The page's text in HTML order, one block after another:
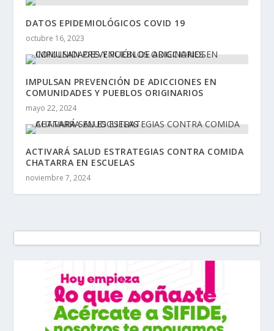
DATOS EPIDEMIOLÓGICOS COVID 19
octubre 16, 2023
IMPULSAN PREVENCIÓN DE ADICCIONES EN
COMUNIDADES Y PUEBLOS ORIGINARIOS
mayo 22, 2024
ACTIVARÁ SALUD ESTRATEGIAS CONTRA COMIDA
CHATARRA EN ESCUELAS
noviembre 7, 2024